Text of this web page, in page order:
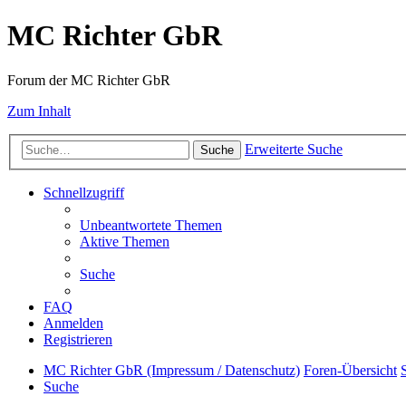
MC Richter GbR
Forum der MC Richter GbR
Zum Inhalt
Suche Erweiterte Suche
Schnellzugriff
Unbeantwortete Themen
Aktive Themen
Suche
FAQ
Anmelden
Registrieren
MC Richter GbR (Impressum / Datenschutz) Foren-Übersicht
Suche